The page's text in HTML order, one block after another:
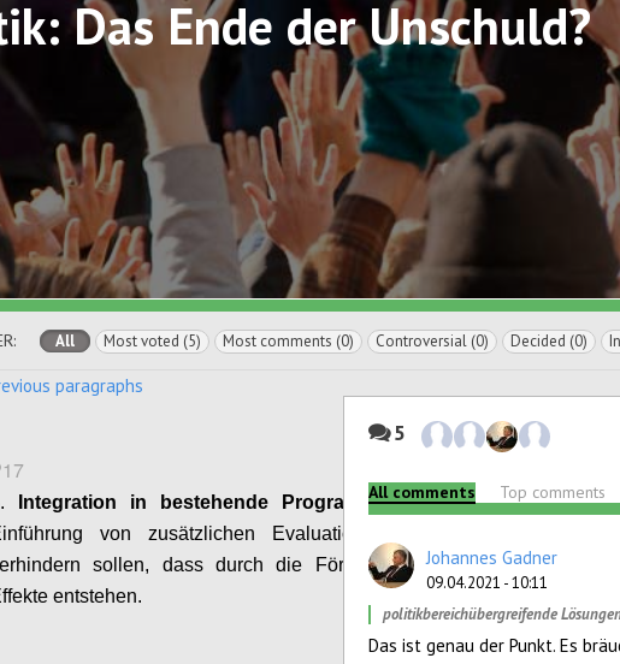
Das Ende der Unschuld?
All Most voted (5) Most comments (0) Controversial (0) Decided (0)
paragraphs
Configure
Integration in bestehende Programmedurch die
von zusätzlichen Evaluationskriterien, die
sollen, dass durch die Förderung negative
entstehen.
5
All comments Top comments
Johannes Gadner
09.04.2021 - 10:11
politikbereichübergreifende
Das ist genau der Punkt. Es